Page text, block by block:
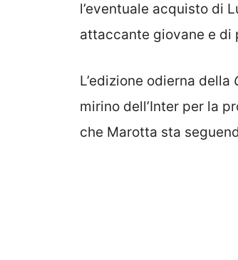
l’eventuale acquisto di
attaccante giovane e di
L’edizione odierna della
mirino dell’Inter per la
che Marotta sta